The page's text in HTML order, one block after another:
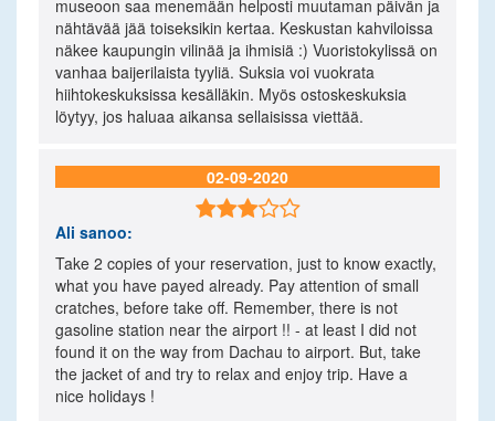
museoon saa menemään helposti muutaman päivän ja
nähtävää jää toiseksikin kertaa. Keskustan kahviloissa
näkee kaupungin vilinää ja ihmisiä :) Vuoristokylissä on
vanhaa baijerilaista tyyliä. Suksia voi vuokrata
hiihtokeskuksissa kesälläkin. Myös ostoskeskuksia
löytyy, jos haluaa aikansa sellaisissa viettää.
02-09-2020

Ali sanoo:
Take 2 copies of your reservation, just to know exactly,
what you have payed already. Pay attention of small
cratches, before take off. Remember, there is not
gasoline station near the airport !! - at least I did not
found it on the way from Dachau to airport. But, take
the jacket of and try to relax and enjoy trip. Have a
nice holidays !